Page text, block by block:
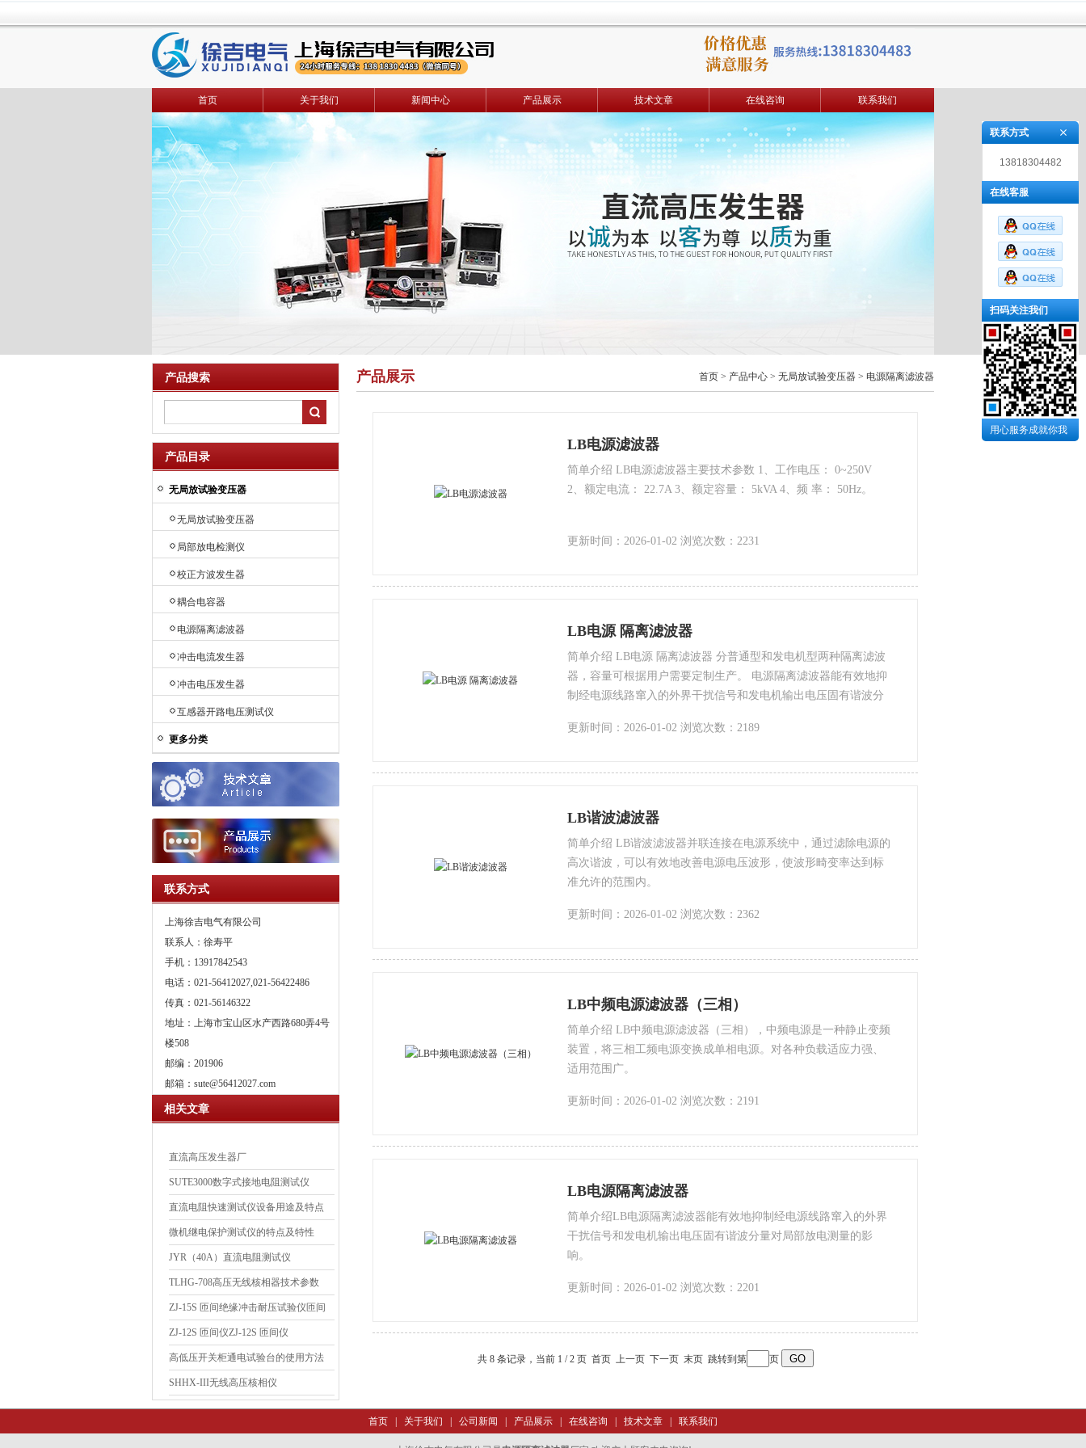
首页 关于我们 新闻中心 产品展示 技术文章 在线咨询 联系我们
产品搜索
产品目录
无局放试验变压器
无局放试验变压器
局部放电检测仪
校正方波发生器
耦合电容器
电源隔离滤波器
冲击电流发生器
冲击电压发生器
互感器开路电压测试仪
更多分类
联系方式
上海徐吉电气有限公司
联系人：徐寿平
手机：13917842543
电话：021-56412027,021-56422486
传真：021-56146322
地址：上海市宝山区水产西路680弄4号
楼508
邮编：201906
邮箱： sute@56412027.com
相关文章
直流高压发生器厂
SUTE3000数字式接地电阻测试仪
直流电阻快速测试仪设备用途及特点
微机继电保护测试仪的特点及特性
JYR（40A）直流电阻测试仪
TLHG-708高压无线核相器技术参数
ZJ-15S 匝间绝缘冲击耐压试验仪匝间
绝缘冲击耐压试验仪
ZJ-12S 匝间仪ZJ-12S 匝间仪
高低压开关柜通电试验台的使用方法
SHHX-III无线高压核相仪
产品展示 首页 > 产品中心 > 无局放试验变压器 > 电源隔离滤波器
LB电源滤波器
简单介绍 LB电源滤波器主要技术参数 1、工作电压： 0~250V
2、额定电流： 22.7A 3、额定容量： 5kVA 4、频 率： 50Hz。
更新时间：2026-01-02 浏览次数：2231
LB电源 隔离滤波器
简单介绍 LB电源 隔离滤波器 分普通型和发电机型两种隔离滤波
器，容量可根据用户需要定制生产。 电源隔离滤波器能有效地抑
制经电源线路窜入的外界干扰信号和发电机输出电压固有谐波分
更新时间：2026-01-02 浏览次数：2189
LB谐波滤波器
简单介绍 LB谐波滤波器并联连接在电源系统中，通过滤除电源的
高次谐波，可以有效地改善电源电压波形，使波形畸变率达到标
准允许的范围内。
更新时间：2026-01-02 浏览次数：2362
LB中频电源滤波器（三相）
简单介绍 LB中频电源滤波器（三相），中频电源是一种静止变频
装置，将三相工频电源变换成单相电源。对各种负载适应力强、
适用范围广。
更新时间：2026-01-02 浏览次数：2191
LB电源隔离滤波器
简单介绍LB电源隔离滤波器能有效地抑制经电源线路窜入的外界
干扰信号和发电机输出电压固有谐波分量对局部放电测量的影
响。
更新时间：2026-01-02 浏览次数：2201
共 8 条记录，当前 1 / 2 页 首页 上一页 下一页 末页跳转到第 页
首页 关于我们 公司新闻 产品展示 在线咨询 技术文章 联系我们
联系方式
13818304482
在线客服
扫码关注我们
用心服务成就你我